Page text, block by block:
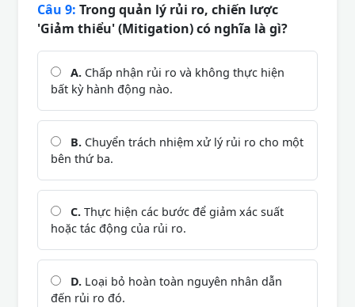
Câu 9: Trong quản lý rủi ro, chiến lược
'Giảm thiểu' (Mitigation) có nghĩa là gì?
A. Chấp nhận rủi ro và không thực hiện
bất kỳ hành động nào.
B. Chuyển trách nhiệm xử lý rủi ro cho một
bên thứ ba.
C. Thực hiện các bước để giảm xác suất
hoặc tác động của rủi ro.
D. Loại bỏ hoàn toàn nguyên nhân dẫn
đến rủi ro đó.